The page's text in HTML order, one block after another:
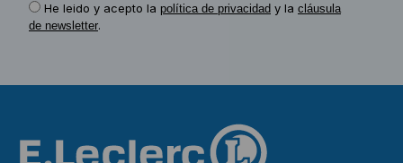
He leido y acepto la política de privacidad y la cláusula
de newsletter.